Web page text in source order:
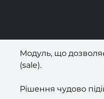
Модуль, що
(sale).
Рішення чудово